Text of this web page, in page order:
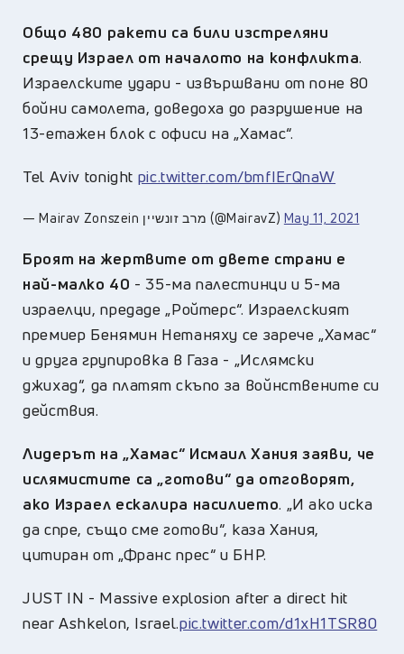
Общо 480 ракети са били изстреляни
срещу Израел от началото на конфликта.
Израелските удари - извършвани от поне 80
бойни самолета, доведоха до разрушение на
13-етажен блок с офиси на „Хамас“.
Tel Aviv tonight pic.twitter.com/bmfIErQnaW
— Mairav Zonszein מרב זונשיין (@MairavZ) May 11, 2021
Броят на жертвите от двете страни е
най-малко 40 - 35-ма палестинци и 5-ма
израелци, предаде „Ройтерс“. Израелският
премиер Бенямин Нетаняху се зарече „Хамас“
и друга групировка в Газа - „Ислямски
джихад“, да платят скъпо за войнствените си
действия.
Лидерът на „Хамас“ Исмаил Хания заяви, че
ислямистите са „готови“ да отговорят,
ако Израел ескалира насилието. „И ако иска
да спре, също сме готови“, каза Хания,
цитиран от „Франс прес“ и БНР.
JUST IN - Massive explosion after a direct hit
near Ashkelon, Israel.pic.twitter.com/d1xH1TSR80